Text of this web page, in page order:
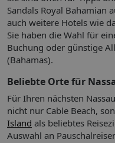
Wäscheservice:
Zahlungsarten: TUI
Express
Haustiere nicht
Etagen: 5, Zimmer:
Landeskategorie: 5
ausgewählte
Kaffee/Tee am
Beschreibung der
Frühstück: Buffet, à la
Mittagessen: Buffet,
Snacks, bei All
Candlelightdinner:
Gebühr
Sandals Royal Bahamian
auch weitere Hotels wie
Sie haben die Wahl für
Buchung oder günstige
(Bahamas).
Beliebte Orte für
Für Ihren nächsten
nicht nur Cable Beach,
Island als beliebtes
Auswahl an